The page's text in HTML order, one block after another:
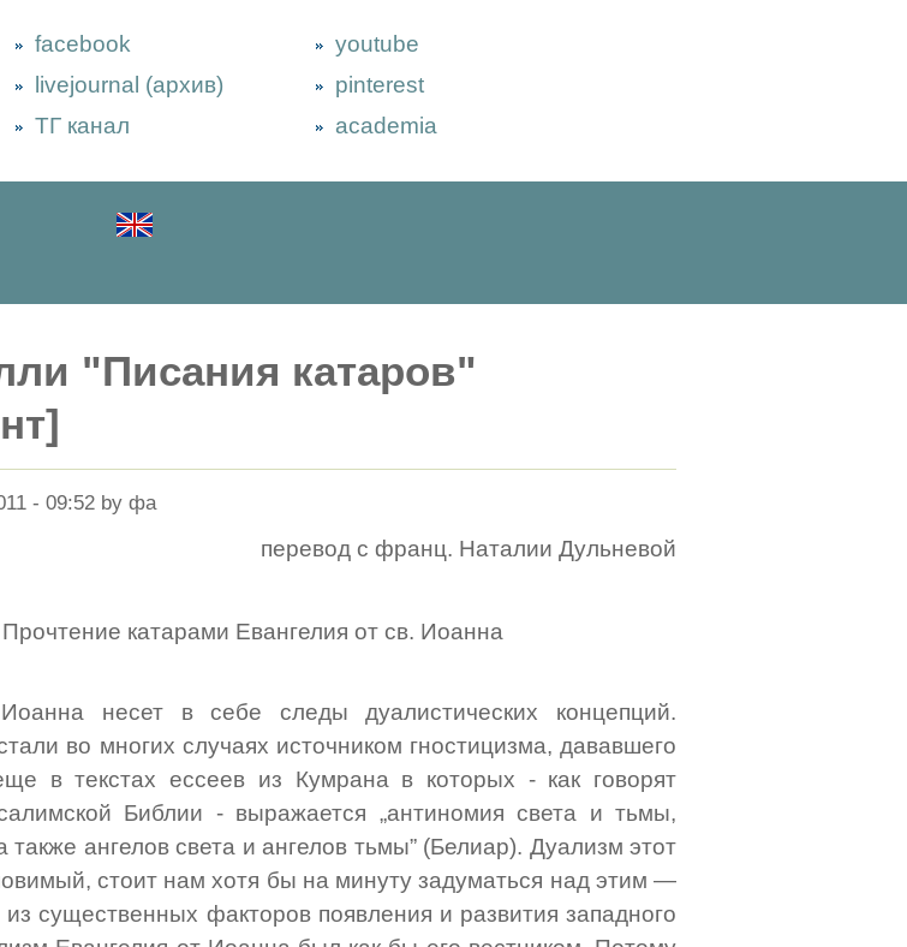
facebook
livejournal (архив)
ТГ канал
youtube
pinterest
academia
"Писания катаров"
- 09:52 by фа
перевод с франц. Наталии Дульневой
Прочтение катарами Евангелия от св. Иоанна
несет в себе следы дуалистических концепций.
во многих случаях источником гностицизма, дававшего
в текстах ессеев из Кумрана в которых - как говорят
Библии - выражается „антиномия света и тьмы,
ангелов света и ангелов тьмы” (Белиар). Дуализм этот
стоит нам хотя бы на минуту задуматься над этим —
из существенных факторов появления и развития западного